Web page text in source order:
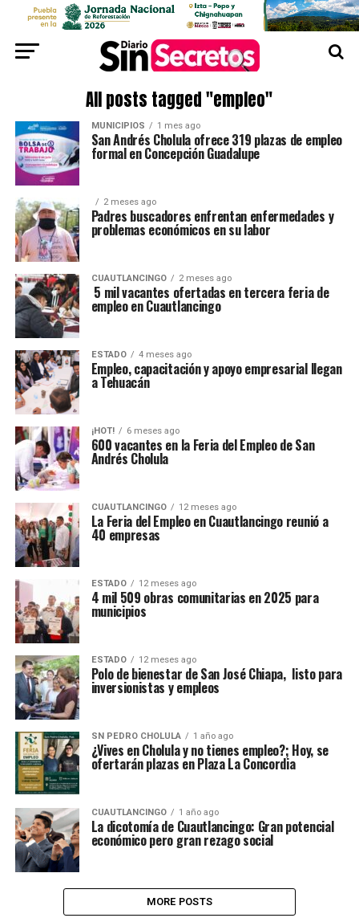
All posts tagged "empleo"
MUNICIPIOS 1 mes ago
San Andrés Cholula ofrece 319 plazas de empleo
formal en Concepción Guadalupe
2 meses ago
Padres buscadores enfrentan enfermedades y
problemas económicos en su labor
CUAUTLANCINGO 2 meses ago
5 mil vacantes ofertadas en tercera feria de
empleo en Cuautlancingo
ESTADO 4 meses ago
Empleo, capacitación y apoyo empresarial llegan
a Tehuacán
¡HOT! 6 meses ago
600 vacantes en la Feria del Empleo de San
Andrés Cholula
CUAUTLANCINGO 12 meses ago
La Feria del Empleo en Cuautlancingo reunió a
40 empresas
ESTADO 12 meses ago
4 mil 509 obras comunitarias en 2025 para
municipios
ESTADO 12 meses ago
Polo de bienestar de San José Chiapa, listo para
inversionistas y empleos
SN PEDRO CHOLULA 1 año ago
¿Vives en Cholula y no tienes empleo?; Hoy, se
ofertarán plazas en Plaza La Concordia
CUAUTLANCINGO 1 año ago
La dicotomía de Cuautlancingo: Gran potencial
económico pero gran rezago social
MORE POSTS